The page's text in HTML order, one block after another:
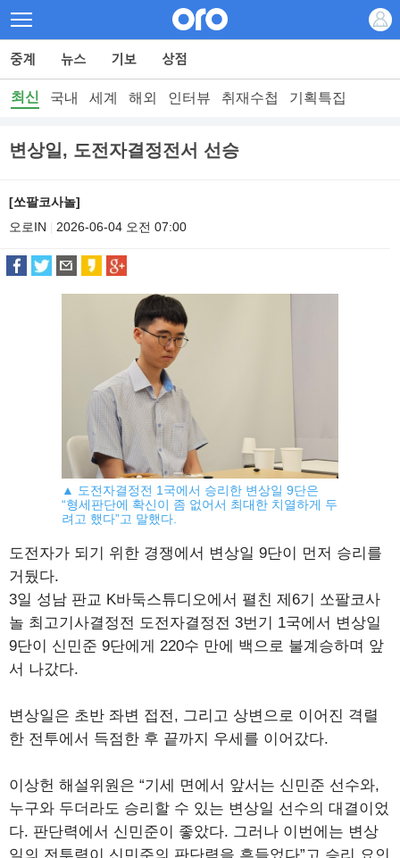
최신 국내 세계 해외 인터뷰 취재수첩 기획특집
변상일, 도전자결정전서 선승
[쏘팔코사놀]
오로IN
2026-06-04 오전 07:00
▲ 도전자결정전 1국에서 승리한 변상일 9단은
“형세판단에 확신이 좀 없어서 최대한 치열하게 두
려고 했다”고 말했다.
도전자가 되기 위한 경쟁에서 변상일 9단이 먼저 승리를
거뒀다.
3일 성남 판교 K바둑스튜디오에서 펼친 제6기 쏘팔코사
놀 최고기사결정전 도전자결정전 3번기 1국에서 변상일
9단이 신민준 9단에게 220수 만에 백으로 불계승하며 앞
서 나갔다.
변상일은 초반 좌변 접전, 그리고 상변으로 이어진 격렬
한 전투에서 득점한 후 끝까지 우세를 이어갔다.
이상헌 해설위원은 “기세 면에서 앞서는 신민준 선수와,
누구와 두더라도 승리할 수 있는 변상일 선수의 대결이었
다. 판단력에서 신민준이 좋았다. 그러나 이번에는 변상
일의 전투력이 신민준의 판단력을 흔들었다”고 승리 요인